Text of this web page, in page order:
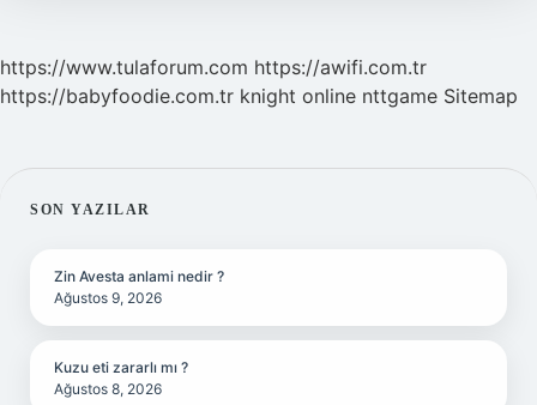
https://www.tulaforum.com https://awifi.com.tr
https://babyfoodie.com.tr knight online nttgame Sitemap
SIDEBAR
SON YAZILAR
Zin Avesta anlami nedir ?
Ağustos 9, 2026
Kuzu eti zararlı mı ?
Ağustos 8, 2026